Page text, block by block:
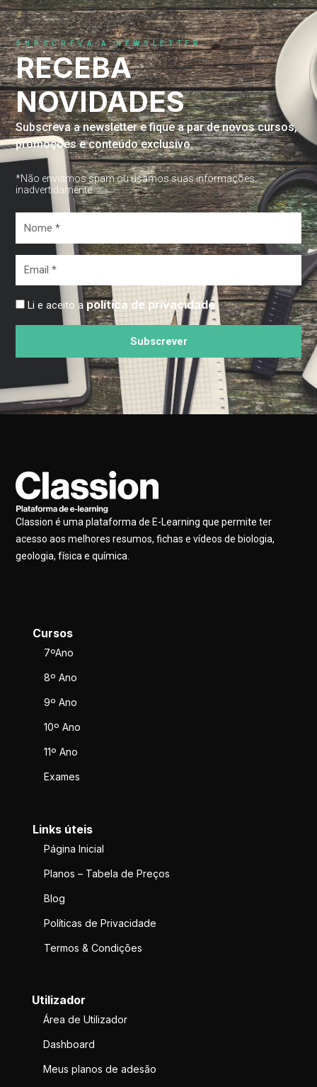
SUBSCREVA A NEWSLETTER
RECEBA
NOVIDADES
Subscreva a newsletter e fique a par de novos cursos,
promoções e conteúdo exclusivo.
*Não enviamos spam ou usamos suas informações
inadvertidamente
Li e aceito apolítica de privacidade
Subscrever
Classion é uma plataforma de E-Learning que permite ter
acesso aos melhores resumos, fichas e vídeos de biologia,
geologia, física e química.
Cursos
7ºAno
8º Ano
9º Ano
10º Ano
11º Ano
Exames
Links úteis
Página Inicial
Planos – Tabela de Preços
Blog
Políticas de Privacidade
Termos & Condições
Utilizador
Área de Utilizador
Dashboard
Meus planos de adesão